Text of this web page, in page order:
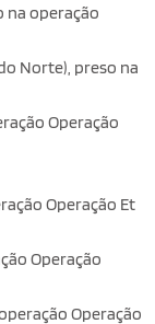
na operação
Norte), preso na
Operação
Operação Et
Operação
Operação